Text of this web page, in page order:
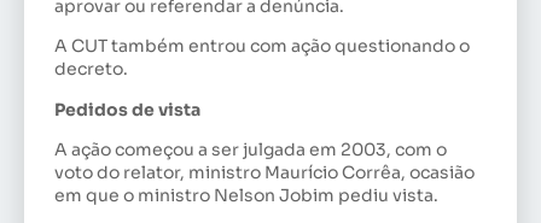
aprovar ou referendar a denúncia.
A CUT também entrou com ação questionando o
decreto.
Pedidos de vista
A ação começou a ser julgada em 2003, com o
voto do relator, ministro Maurício Corrêa, ocasião
em que o ministro Nelson Jobim pediu vista.